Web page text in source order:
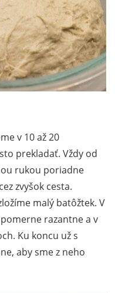
v 10 až 20
prekladať. Vždy od
rukou poriadne
zvyšok cesta.
malý batôžtek. V
razantne a v
Ku koncu už s
aby sme z neho